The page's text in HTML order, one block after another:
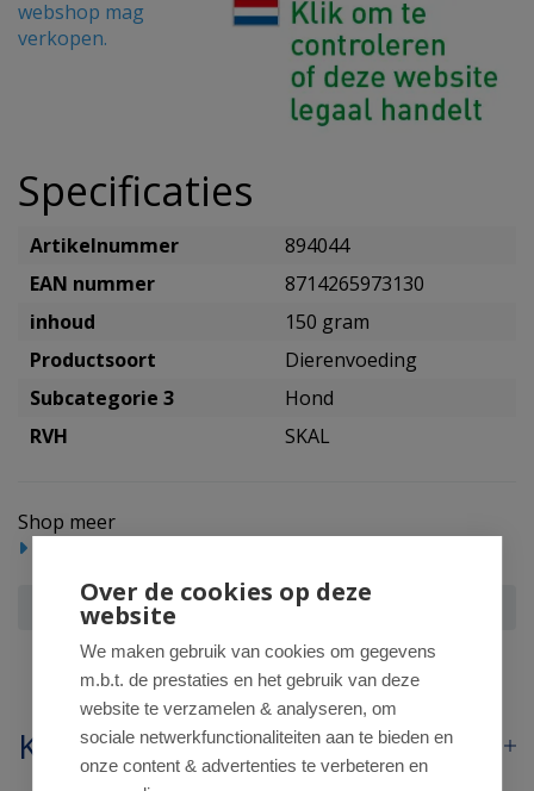
webshop mag
verkopen.
Specificaties
Artikelnummer
894044
EAN nummer
8714265973130
inhoud
150 gram
Productsoort
Dierenvoeding
Subcategorie 3
Hond
RVH
SKAL
Shop meer
Yarrah Hond wellness pate rund spirulina
Klantenservice
Over de cookies op deze
website
We maken gebruik van cookies om gegevens
m.b.t. de prestaties en het gebruik van deze
website te verzamelen & analyseren, om
sociale netwerkfunctionaliteiten aan te bieden en
onze content & advertenties te verbeteren en